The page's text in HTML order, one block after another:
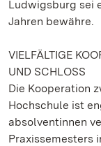
Ludwigsburg sei
Jahren bewähre.
VIELFÄLTIGE
UND SCHLOSS
Die Kooperation
Hochschule ist
absolventinnen
Praxissemesters